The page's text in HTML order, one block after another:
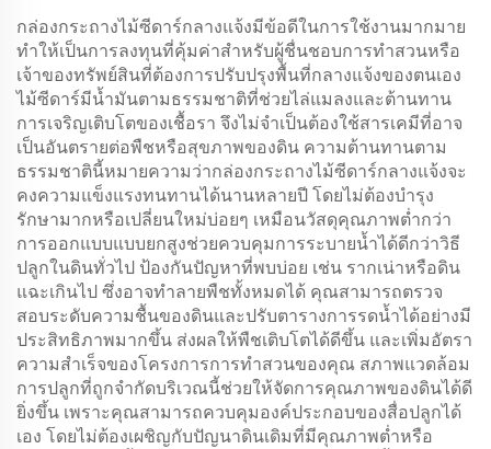
กล่องกระถางไม้ซีดาร์กลางแจ้งมีข้อดีในการใช้งานมากมาย
ทำให้เป็นการลงทุนที่คุ้มค่าสำหรับผู้ชื่นชอบการทำสวนหรือ
เจ้าของทรัพย์สินที่ต้องการปรับปรุงพื้นที่กลางแจ้งของตนเอง
ไม้ซีดาร์มีน้ำมันตามธรรมชาติที่ช่วยไล่แมลงและต้านทาน
การเจริญเติบโตของเชื้อรา จึงไม่จำเป็นต้องใช้สารเคมีที่อาจ
เป็นอันตรายต่อพืชหรือสุขภาพของดิน ความต้านทานตาม
ธรรมชาตินี้หมายความว่ากล่องกระถางไม้ซีดาร์กลางแจ้งจะ
คงความแข็งแรงทนทานได้นานหลายปี โดยไม่ต้องบำรุง
รักษามากหรือเปลี่ยนใหม่บ่อยๆ เหมือนวัสดุคุณภาพต่ำกว่า
การออกแบบแบบยกสูงช่วยควบคุมการระบายน้ำได้ดีกว่าวิธี
ปลูกในดินทั่วไป ป้องกันปัญหาที่พบบ่อย เช่น รากเน่าหรือดิน
แฉะเกินไป ซึ่งอาจทำลายพืชทั้งหมดได้ คุณสามารถตรวจ
สอบระดับความชื้นของดินและปรับตารางการรดน้ำได้อย่างมี
ประสิทธิภาพมากขึ้น ส่งผลให้พืชเติบโตได้ดีขึ้น และเพิ่มอัตรา
ความสำเร็จของโครงการการทำสวนของคุณ สภาพแวดล้อม
การปลูกที่ถูกจำกัดบริเวณนี้ช่วยให้จัดการคุณภาพของดินได้ดี
ยิ่งขึ้น เพราะคุณสามารถควบคุมองค์ประกอบของสื่อปลูกได้
เอง โดยไม่ต้องเผชิญกับปัญนาดินเดิมที่มีคุณภาพต่ำหรือ